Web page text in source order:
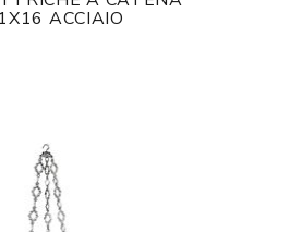
ACCIAIO